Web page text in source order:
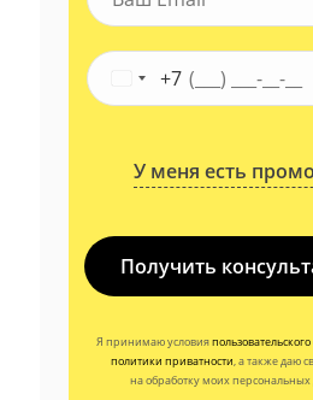
+7
У меня есть
Получить
Я принимаю условия
политики приватности, а также даю
на обработку моих